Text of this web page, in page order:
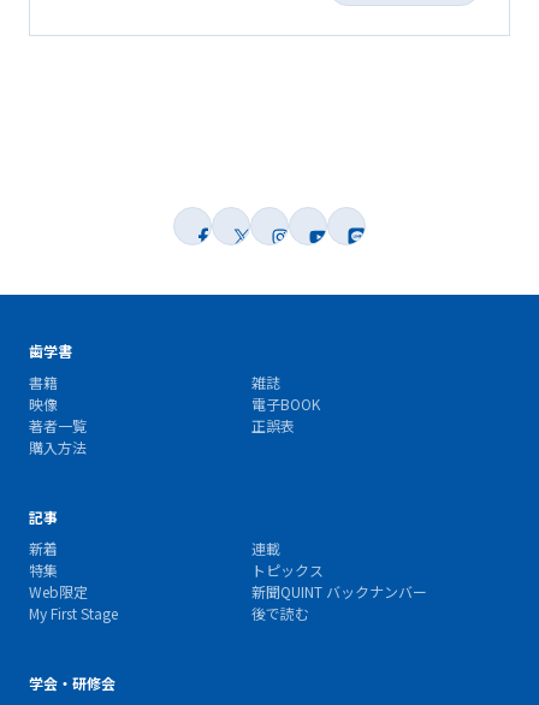
歯学書
書籍
雑誌
映像
電子BOOK
著者一覧
正誤表
購入方法
記事
新着
連載
特集
トピックス
Web限定
新聞QUINT バックナンバー
My First Stage
後で読む
学会・研修会